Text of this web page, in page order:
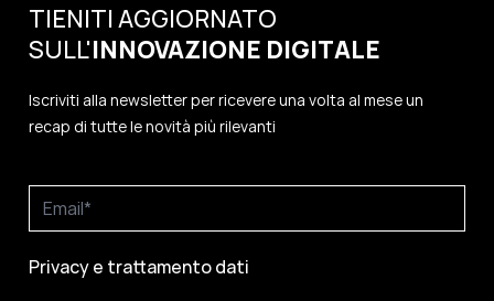
TIENITI AGGIORNATO
SULL'INNOVAZIONE DIGITALE
Iscriviti alla newsletter per ricevere una volta al mese un
recap di tutte le novità più rilevanti
Privacy e trattamento dati